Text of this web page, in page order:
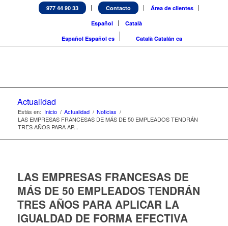
977 44 90 33 Contacto
Área de clientes
Español
Català
Español Español es Català Catalán ca
Actualidad
Estás en: Inicio / Actualidad / Noticias /
LAS EMPRESAS FRANCESAS DE MÁS DE 50 EMPLEADOS TENDRÁN
TRES AÑOS PARA AP...
LAS EMPRESAS FRANCESAS DE
MÁS DE 50 EMPLEADOS TENDRÁN
TRES AÑOS PARA APLICAR LA
IGUALDAD DE FORMA EFECTIVA